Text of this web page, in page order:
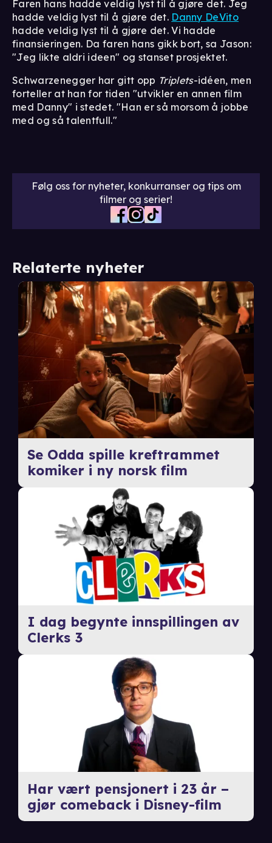
Faren hans hadde veldig lyst til å gjøre det. Jeg
hadde veldig lyst til å gjøre det. Danny DeVito
hadde veldig lyst til å gjøre det. Vi hadde
finansieringen. Da faren hans gikk bort, sa Jason:
"Jeg likte aldri ideen" og stanset prosjektet.
Schwarzenegger har gitt opp Triplets-idéen, men
forteller at han for tiden "utvikler en annen film
med Danny" i stedet. "Han er så morsom å jobbe
med og så talentfull."
Følg oss for nyheter, konkurranser og tips om
filmer og serier!
Relaterte nyheter
Se Odda spille kreftrammet
komiker i ny norsk film
I dag begynte innspillingen av
Clerks 3
Har vært pensjonert i 23 år –
gjør comeback i Disney-film